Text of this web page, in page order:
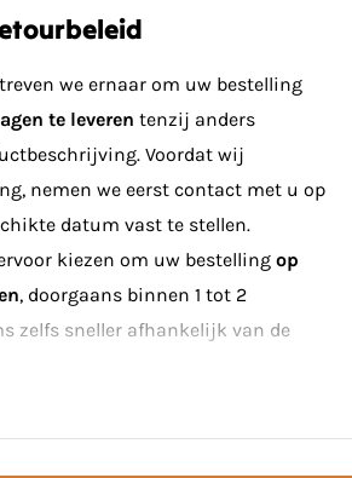
Daksteun
Basiselement hoog
8
Kabelclip optimizer ready
Basisprofiel 1077mm 8
Winddeflector achter
Ballasthouder 1700
Winddeflector Rechts XL
we ernaar om uw bestelling
te leveren tenzij anders
Voordat wij
nemen we eerst contact met u op
datum vast te stellen.
kiezen om uw bestelling op
, doorgaans binnen 1 tot 2
zelfs sneller afhankelijk van de
levering van zonnepanelen